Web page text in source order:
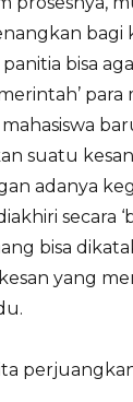
bagi
bisa
para
suatu
adanya
secara
bisa
yang